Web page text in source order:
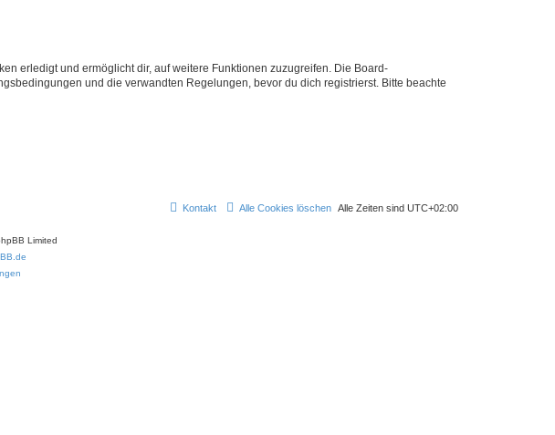
erledigt und ermöglicht dir, auf weitere Funktionen zuzugreifen. Die Board-
und die verwandten Regelungen, bevor du dich registrierst. Bitte beachte
Alle Zeiten sind UTC+02:00
Alle Cookies löschen
Kontakt
Limited